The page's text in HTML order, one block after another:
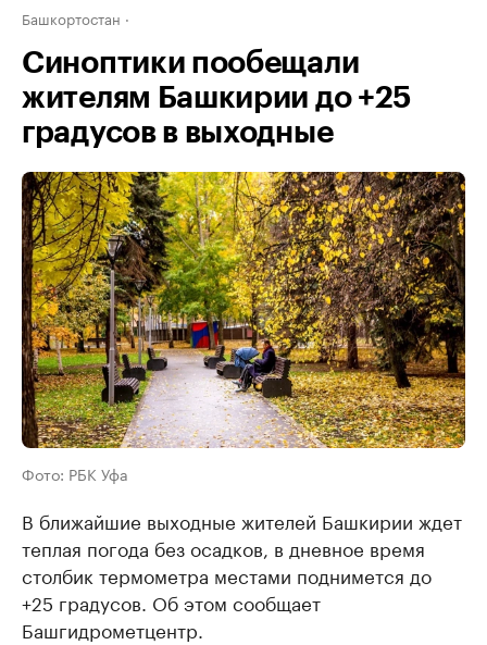
Башкортостан
Синоптики пообещали
жителям Башкирии до +25
градусов в выходные
Фото: РБК Уфа
В ближайшие выходные жителей Башкирии ждет
теплая погода без осадков, в дневное время
столбик термометра местами поднимется до
+25 градусов. Об этом сообщает
Башгидрометцентр.